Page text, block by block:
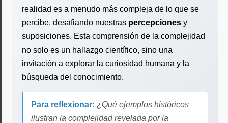
realidad es a menudo más compleja de lo que se
percibe, desafiando nuestras percepciones y
suposiciones. Esta comprensión de la complejidad
no solo es un hallazgo científico, sino una
invitación a explorar la curiosidad humana y la
búsqueda del conocimiento.
Para reflexionar: ¿Qué ejemplos históricos
ilustran la complejidad revelada por la